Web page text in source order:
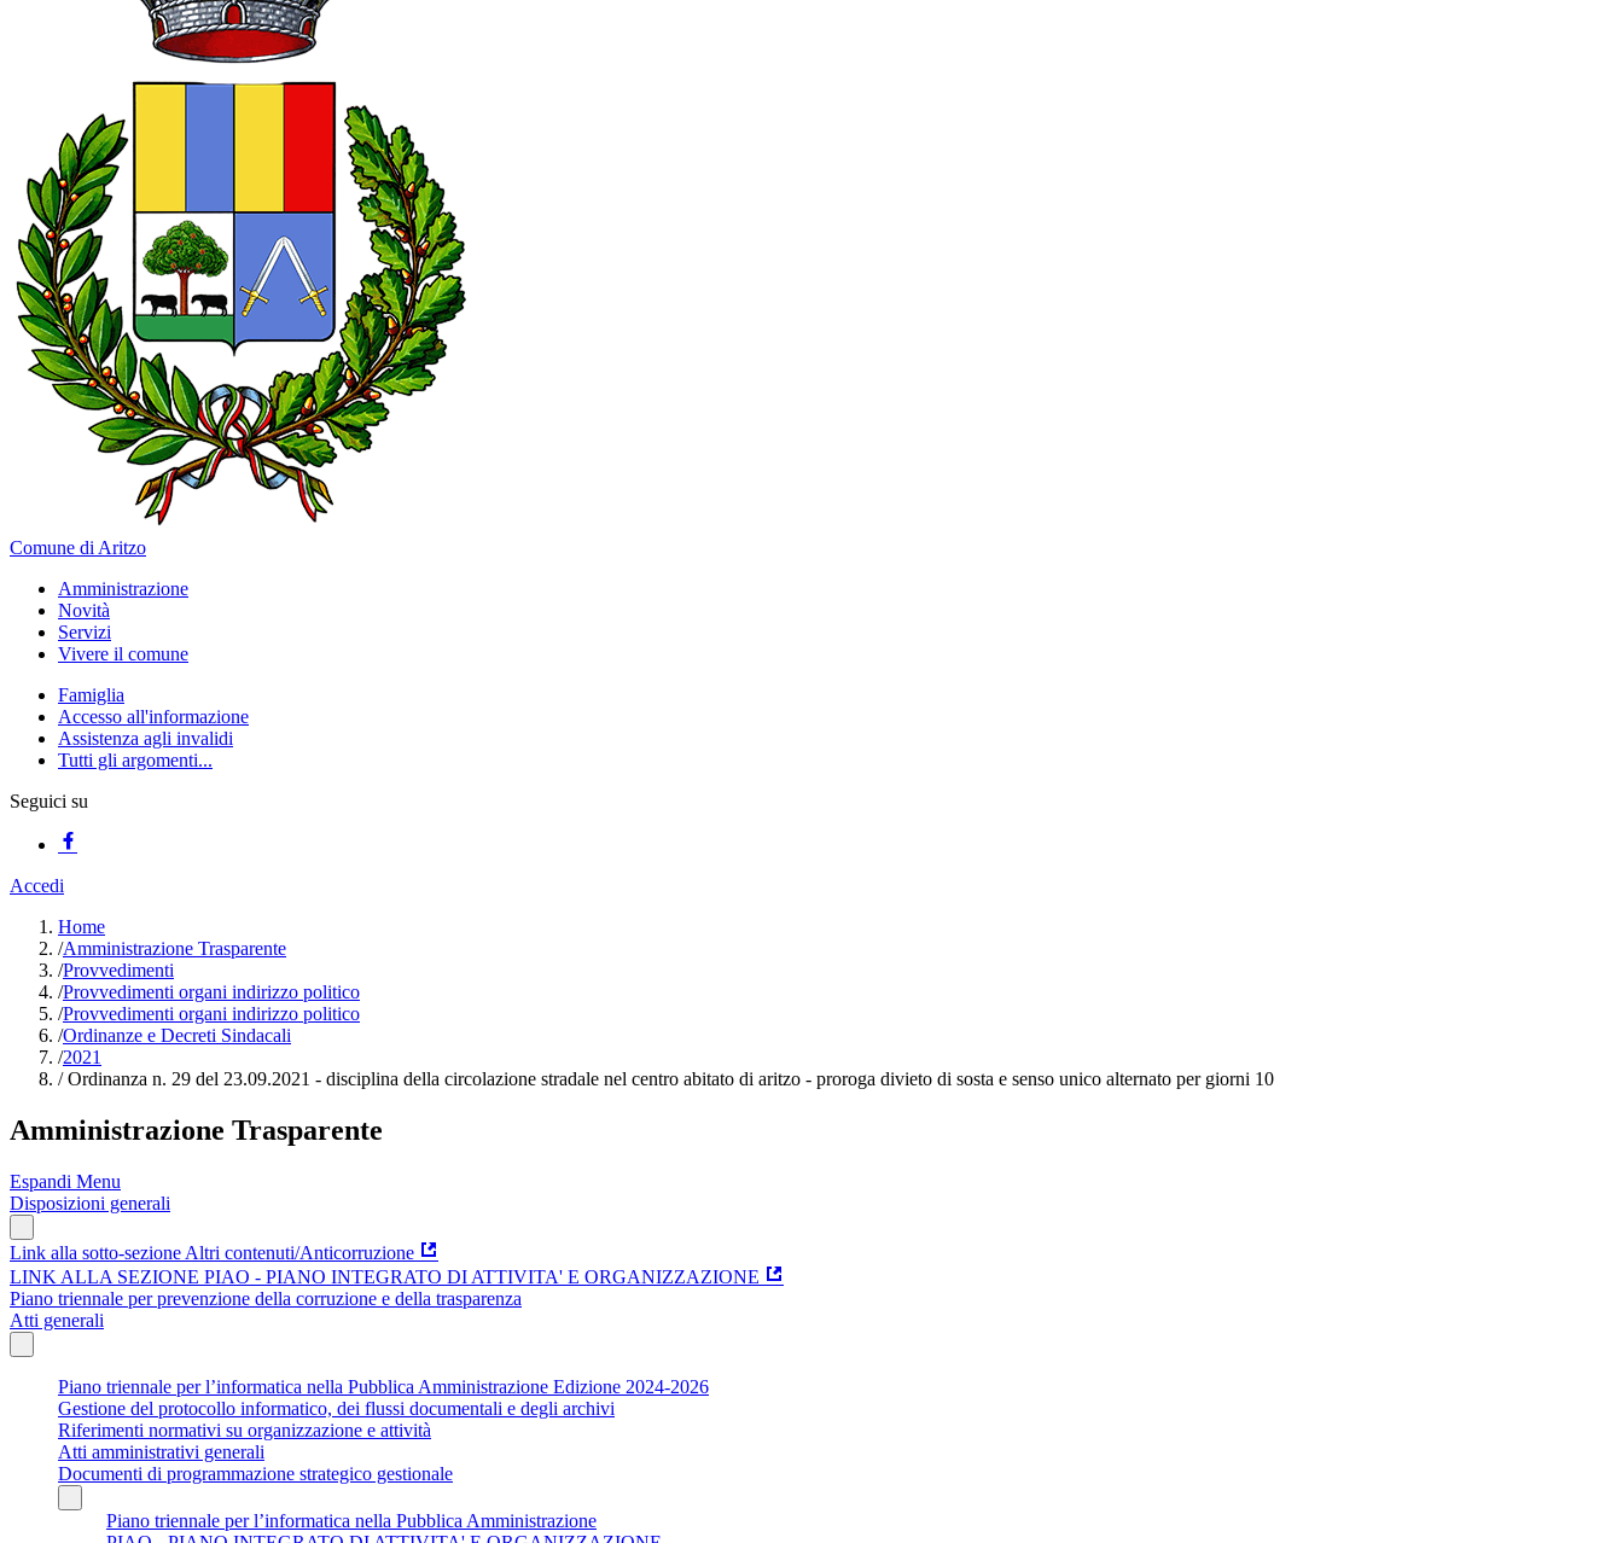
Comune di Aritzo
Amministrazione
Novità
Servizi
Vivere il comune
Famiglia
Accesso all'informazione
Assistenza agli invalidi
Tutti gli argomenti...
Seguici su
Accedi
Home
/Amministrazione Trasparente
/Provvedimenti
/Provvedimenti organi indirizzo politico
/Provvedimenti organi indirizzo politico
/Ordinanze e Decreti Sindacali
/2021
/Ordinanza n. 29 del 23.09.2021 - disciplina della circolazione stradale nel centro abitato di aritzo - proroga divieto di sosta e senso unico alternato per giorni 10
Amministrazione Trasparente
Espandi Menu
Disposizioni generali
Link alla sotto-sezione Altri contenuti/Anticorruzione
LINK ALLA SEZIONE PIAO - PIANO INTEGRATO DI ATTIVITA' E ORGANIZZAZIONE
Piano triennale per prevenzione della corruzione e della trasparenza
Atti generali
Piano triennale per l’informatica nella Pubblica Amministrazione Edizione 2024-2026
Gestione del protocollo informatico, dei flussi documentali e degli archivi
Riferimenti normativi su organizzazione e attività
Atti amministrativi generali
Documenti di programmazione strategico gestionale
Piano triennale per l’informatica nella Pubblica Amministrazione